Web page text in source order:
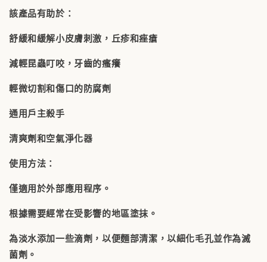
該產品有助於：
舒緩和緩解小皮膚刺激，丘疹和痤瘡
減輕昆蟲叮咬，牙齒的瘙癢
輕微切割和傷口的防腐劑
通用戶主殺手
清爽劑和空氣淨化器
使用方法：
僅適用於外部應用程序。
根據需要經常在受影響的地區塗抹。
為淡水添加一些滴劑，以便麵部清潔，以細化毛孔並作為滅
菌劑。